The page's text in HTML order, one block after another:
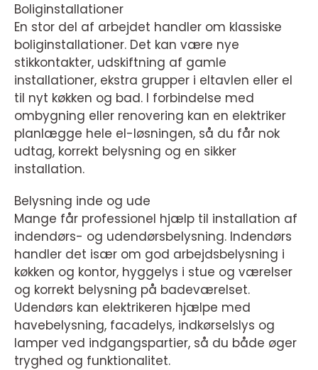
Boliginstallationer
En stor del af arbejdet handler om klassiske
boliginstallationer. Det kan være nye
stikkontakter, udskiftning af gamle
installationer, ekstra grupper i eltavlen eller el
til nyt køkken og bad. I forbindelse med
ombygning eller renovering kan en elektriker
planlægge hele el-løsningen, så du får nok
udtag, korrekt belysning og en sikker
installation.
Belysning inde og ude
Mange får professionel hjælp til installation af
indendørs- og udendørsbelysning. Indendørs
handler det især om god arbejdsbelysning i
køkken og kontor, hyggelys i stue og værelser
og korrekt belysning på badeværelset.
Udendørs kan elektrikeren hjælpe med
havebelysning, facadelys, indkørselslys og
lamper ved indgangspartier, så du både øger
tryghed og funktionalitet.